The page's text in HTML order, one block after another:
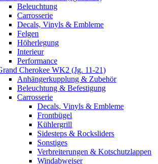
Beleuchtung
Carrosserie
Decals, Vinyls & Embleme
Felgen
Höherlegung
Interieur
Performance
Cherokee WK2 (Jg. 11-21)
Anhängerkupplung & Zubehör
Beleuchtung & Befestigung
Carrosserie
Decals, Vinyls & Embleme
Frontbügel
Kühlergrill
Sidesteps & Rocksliders
Sonstiges
Verbreiterungen & Kotschutzlappen
Windabweiser